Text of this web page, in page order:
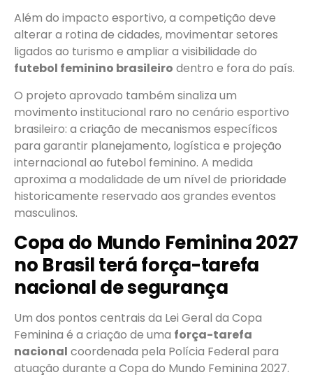
Além do impacto esportivo, a competição deve
alterar a rotina de cidades, movimentar setores
ligados ao turismo e ampliar a visibilidade do
futebol feminino brasileiro dentro e fora do país.
O projeto aprovado também sinaliza um
movimento institucional raro no cenário esportivo
brasileiro: a criação de mecanismos específicos
para garantir planejamento, logística e projeção
internacional ao futebol feminino. A medida
aproxima a modalidade de um nível de prioridade
historicamente reservado aos grandes eventos
masculinos.
Copa do Mundo Feminina 2027
no Brasil terá força-tarefa
nacional de segurança
Um dos pontos centrais da Lei Geral da Copa
Feminina é a criação de uma força-tarefa
nacional coordenada pela Polícia Federal para
atuação durante a Copa do Mundo Feminina 2027.